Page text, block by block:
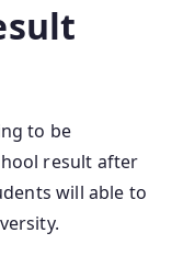
to be
result after
will able to